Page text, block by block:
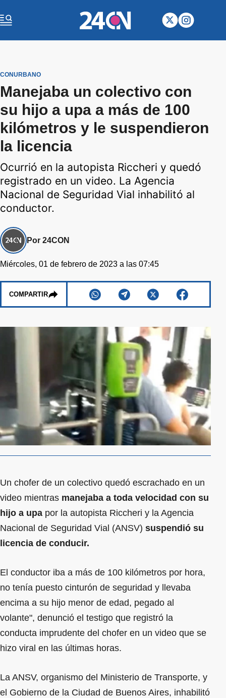
CONURBANO
Manejaba un colectivo con
su hijo a upa a más de 100
kilómetros y le suspendieron
la licencia
Ocurrió en la autopista Riccheri y quedó
registrado en un video. La Agencia
Nacional de Seguridad Vial inhabilitó al
conductor.
Por 24CON
Miércoles, 01 de febrero de 2023 a las 07:45
COMPARTIR
Un chofer de un colectivo quedó escrachado en un
video mientras manejaba a toda velocidad con su
hijo a upa por la autopista Riccheri y la Agencia
Nacional de Seguridad Vial (ANSV) suspendió su
licencia de conducir.
El conductor iba a más de 100 kilómetros por hora,
no tenía puesto cinturón de seguridad y llevaba
encima a su hijo menor de edad, pegado al
volante", denunció el testigo que registró la
conducta imprudente del chofer en un video que se
hizo viral en las últimas horas.
La ANSV, organismo del Ministerio de Transporte, y
el Gobierno de la Ciudad de Buenos Aires, inhabilitó